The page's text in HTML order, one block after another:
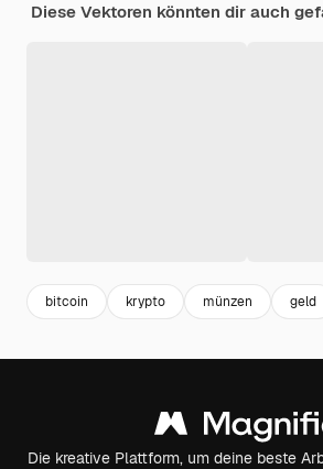
Diese Vektoren könnten dir auch
bitcoin krypto münzen geld
Die kreative Plattform, um deine beste